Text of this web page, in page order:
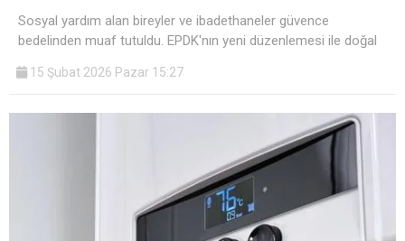
Sosyal yardım alan bireyler ve ibadethaneler güvence
bedelinden muaf tutuldu. EPDK'nın yeni düzenlemesi ile doğal
15 Şubat 2026 Pazar 15:27